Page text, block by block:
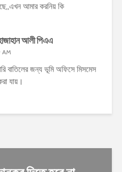
আমার করনিয় কি
আলী পিএএ
AM
বাতিলের জন্য ভূমি অফিসে মিসমেস
যায়।